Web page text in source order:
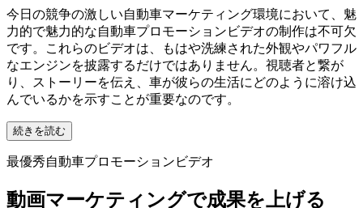
ロケーション最適化
さまざまな仮想背景と現実の背景から選択して、自動車のプ
を高めます。